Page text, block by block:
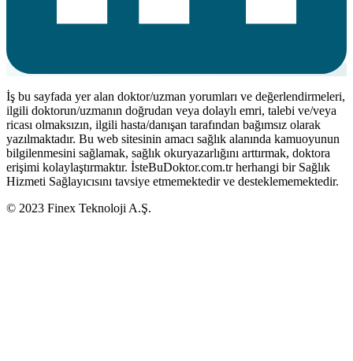
İş bu sayfada yer alan doktor/uzman yorumları ve değerlendirmeleri,
ilgili doktorun/uzmanın doğrudan veya dolaylı emri, talebi ve/veya
ricası olmaksızın, ilgili hasta/danışan tarafından bağımsız olarak
yazılmaktadır. Bu web sitesinin amacı sağlık alanında kamuoyunun
bilgilenmesini sağlamak, sağlık okuryazarlığını arttırmak, doktora
erişimi kolaylaştırmaktır. İsteBuDoktor.com.tr herhangi bir Sağlık
Hizmeti Sağlayıcısını tavsiye etmemektedir ve desteklememektedir.
© 2023 Finex Teknoloji A.Ş.